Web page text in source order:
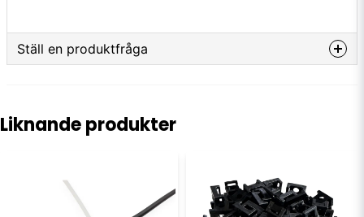
Ställ en produktfråga
Namn
Liknande produkter